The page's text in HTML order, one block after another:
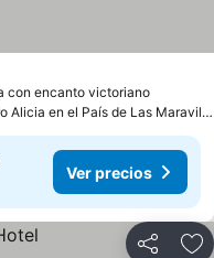
con encanto victoriano
a 0.3 km de: Centro Alicia en el País de Las Maravillas
Ver precios
Compartir